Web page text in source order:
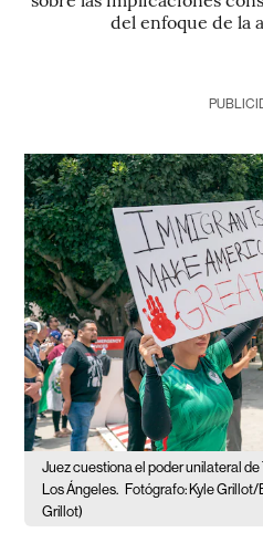
del enfoque de la
Juez cuestiona el poder unilateral
Los Ángeles. Fotógrafo: Kyle
Grillot)